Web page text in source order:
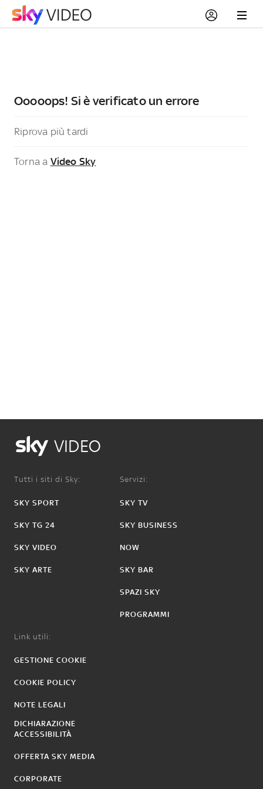
Ooooops! Si è verificato un errore
Riprova più tardi
Torna a Video Sky
VIDEO
Tutti i siti di Sky:
SKY SPORT
SKY TG 24
SKY VIDEO
SKY ARTE
Servizi:
SKY TV
SKY BUSINESS
NOW
SKY BAR
SPAZI SKY
PROGRAMMI
Link utili:
GESTIONE COOKIE
COOKIE POLICY
NOTE LEGALI
DICHIARAZIONE
ACCESSIBILITÀ
OFFERTA SKY MEDIA
CORPORATE